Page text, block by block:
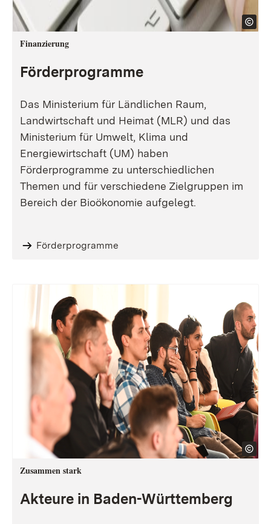
Finanzierung
Förderprogramme
Das Ministerium für Ländlichen Raum,
Landwirtschaft und Heimat (MLR) und das
Ministerium für Umwelt, Klima und
Energiewirtschaft (UM) haben
Förderprogramme zu unterschiedlichen
Themen und für verschiedene Zielgruppen im
Bereich der Bioökonomie aufgelegt.
Förderprogramme
Zusammen stark
Akteure in Baden-Württemberg